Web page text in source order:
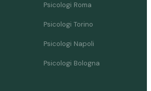
Psicologi Roma
Psicologi Torino
Psicologi Napoli
Psicologi Bologna